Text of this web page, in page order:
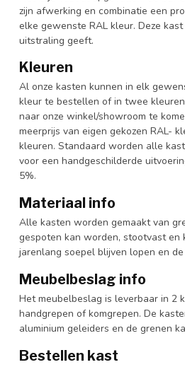
zijn afwerking en combinatie een
elke gewenste RAL kleur. Deze
uitstraling geeft.
Kleuren
Al onze kasten kunnen in elk
kleur te bestellen of in twee
naar onze winkel/showroom te
meerprijs van eigen gekozen RAL-
kleuren. Standaard worden alle
voor een handgeschilderde
5%.
Materiaal info
Alle kasten worden gemaakt van
gespoten kan worden, stootvast en
jarenlang soepel blijven lopen en
Meubelbeslag info
Het meubelbeslag is leverbaar in 2
handgrepen of komgrepen. De
aluminium geleiders en de grenen
Bestellen kast